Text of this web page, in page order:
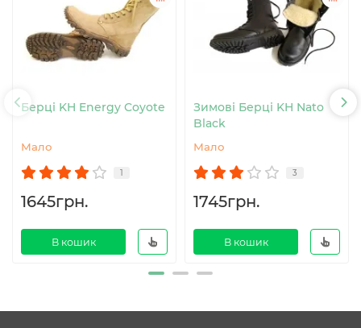
Берці KH Energy Coyote
Мало
1
1645грн.
В кошик
Зимові Берці KH Nato
Black
Мало
3
1745грн.
В кошик